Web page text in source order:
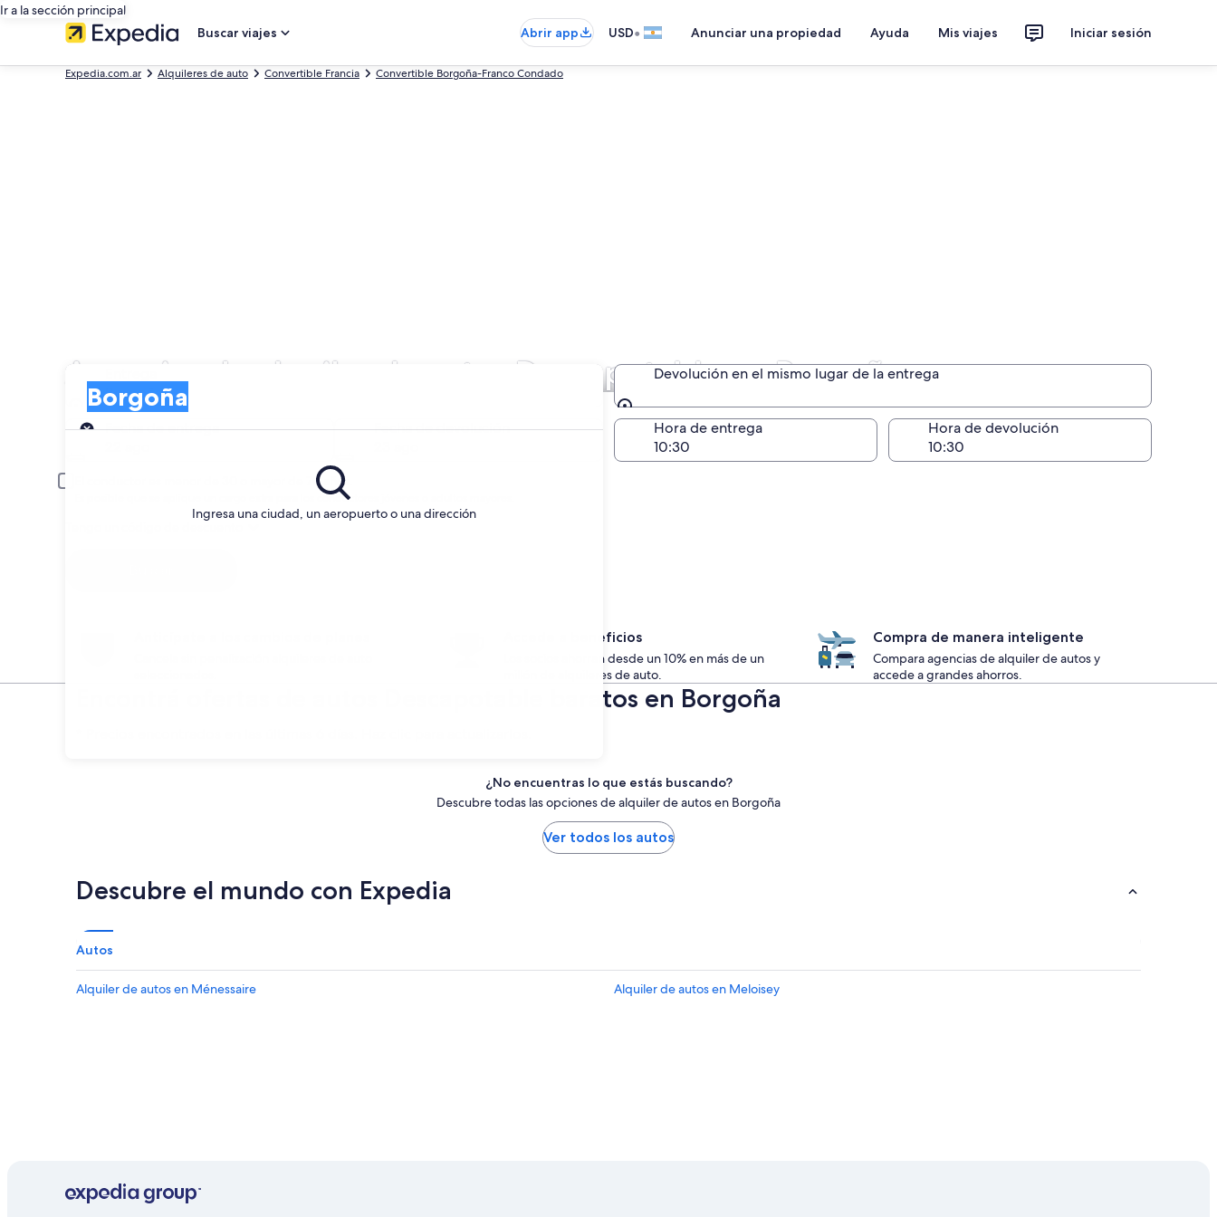
Ir a la sección principal
Buscar viajes
Abrir app USD• Anunciar una propiedad Ayuda Mis viajes Iniciar sesión
Expedia.com.ar Alquileres de auto Convertible Francia Convertible Borgoña-Franco Condado
Agencias de alquiler de autos Descapotable en Borgoña
Ingresa una ciudad, un aeropuerto o una dirección
Borgoña
Entrega
Devolución en el mismo lugar de la entrega
Devolución en el mismo lugar de la entrega
Fecha de entrega
Fecha de devolución
Hora de entrega Hora de devolución
El conductor es menor de 30 o mayor de 70 años.
Es posible que se aplique un cargo extra para los conductores jóvenes o adultos mayores.
Accede a beneficios
Los socios ahorran desde un 10% en más de un
millón de alquileres de auto.
Compra de manera inteligente
Compara agencias de alquiler de autos y
accede a grandes ahorros.
Encontrá ofertas de autos Descapotable baratos en Borgoña
¿No encuentras lo que estás buscando?
Descubre todas las opciones de alquiler de autos en Borgoña
Ver todos los autos
Descubre el mundo con Expedia
Autos
Alquiler de autos en Ménessaire Alquiler de autos en Meloisey